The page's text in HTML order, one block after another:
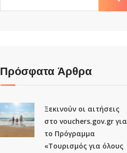
Πρόσφατα Άρθρα
Ξεκινούν οι αιτήσεις
στο vouchers.gov.gr για
το Πρόγραμμα
«Τουρισμός για όλους